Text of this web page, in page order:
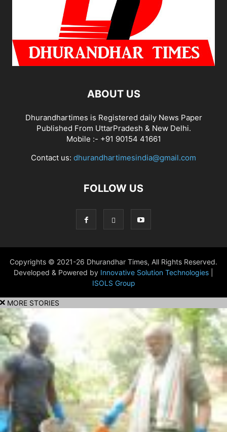
ABOUT US
Dhurandhartimes is Registered daily News Paper
Published From UttarPradesh & New Delhi.
Mobile :- +91 90154 41661
Contact us: dhurandhartimesindia@gmail.com
FOLLOW US
Copyrights © 2021-26 Dhurandhar Times, All Rights Reserved.
Developed & Powered by Innovative Solution Technologies
ISOLS Group
MORE STORIES